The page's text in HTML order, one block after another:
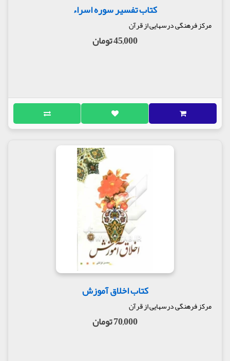
کتاب تفسیر سوره اسراء
مرکز فرهنگی درسهایی از قرآن
45,000 تومان
کتاب اخلاق آموزش
مرکز فرهنگی درسهایی از قرآن
70,000 تومان